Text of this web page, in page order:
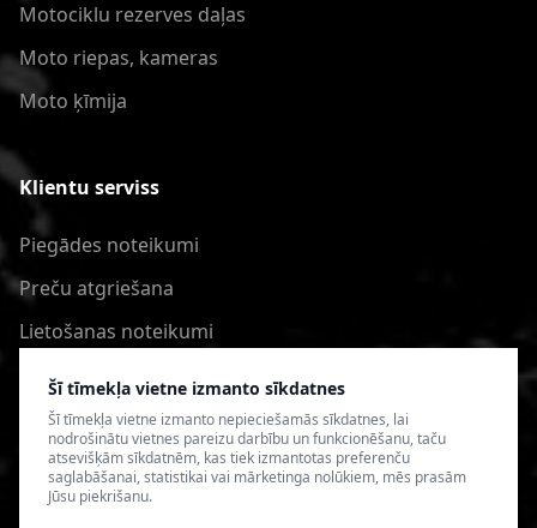
Šī tīmekļa vietne izmanto sīkdatnes
Šī tīmekļa vietne izmanto nepieciešamās sīkdatnes, lai
nodrošinātu vietnes pareizu darbību un funkcionēšanu, taču
atsevišķām sīkdatnēm, kas tiek izmantotas preferenču
saglabāšanai, statistikai vai mārketinga nolūkiem, mēs prasām
Jūsu piekrišanu.
Motociklu rezerves daļas
Moto riepas, kameras
Moto ķīmija
Klientu serviss
Piegādes noteikumi
Preču atgriešana
Lietošanas noteikumi
Privātuma politika